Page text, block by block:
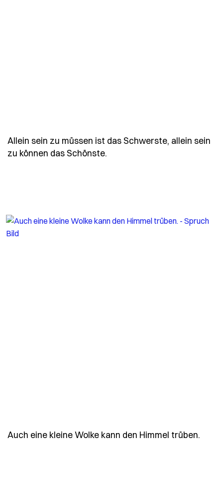
Allein sein zu müssen ist das Schwerste, allein sein
zu können das Schönste.
Auch eine kleine Wolke kann den Himmel trüben.